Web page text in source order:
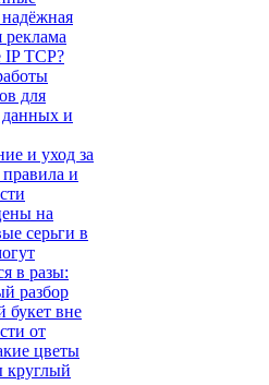
реклама
IP TCP?
для
данных и
и уход за
и
на
серьги в
в разы:
разбор
букет вне
от
цветы
круглый